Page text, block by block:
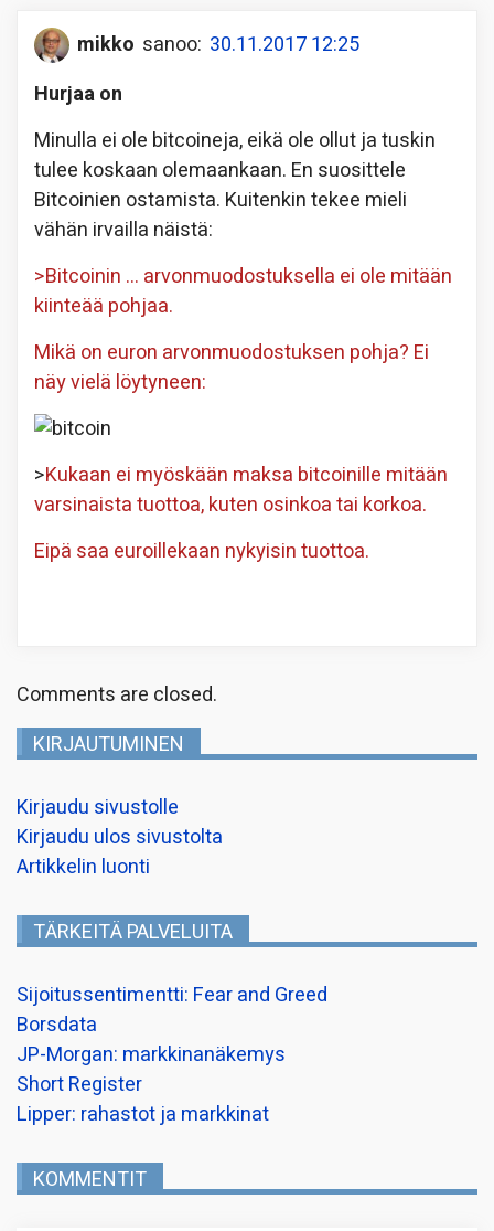
mikko sanoo: 30.11.2017 12:25
Hurjaa on
Minulla ei ole bitcoineja, eikä ole ollut ja tuskin
tulee koskaan olemaankaan. En suosittele
Bitcoinien ostamista. Kuitenkin tekee mieli
vähän irvailla näistä:
>Bitcoinin … arvonmuodostuksella ei ole mitään
kiinteää pohjaa.
Mikä on euron arvonmuodostuksen pohja? Ei
näy vielä löytyneen:
>Kukaan ei myöskään maksa bitcoinille mitään
varsinaista tuottoa, kuten osinkoa tai korkoa.
Eipä saa euroillekaan nykyisin tuottoa.
Comments are closed.
KIRJAUTUMINEN
Kirjaudu sivustolle
Kirjaudu ulos sivustolta
Artikkelin luonti
TÄRKEITÄ PALVELUITA
Sijoitussentimentti: Fear and Greed
Borsdata
JP-Morgan: markkinanäkemys
Short Register
Lipper: rahastot ja markkinat
KOMMENTIT